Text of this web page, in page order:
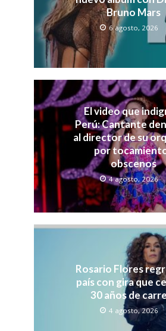
Bruno Mars
6 agosto, 2026
El video que
Perú: Cantante
al director de su
por
obscenos
4 agosto, 2026
Rosario Flores
país con gira que
30 años de
4 agosto, 2026